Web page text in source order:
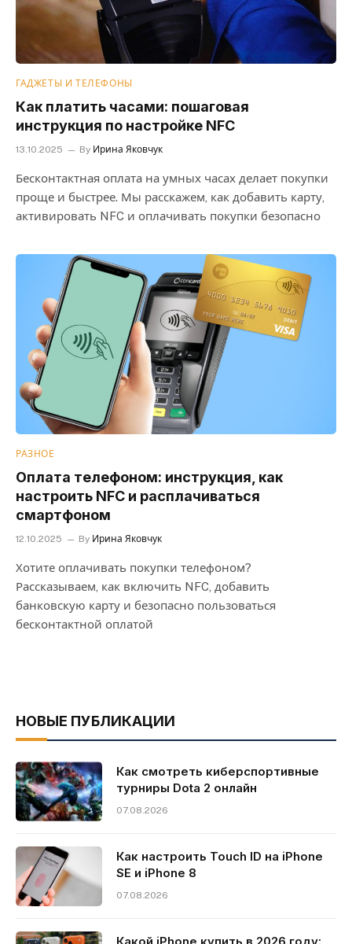
ГАДЖЕТЫ И ТЕЛЕФОНЫ
Как платить часами: пошаговая
инструкция по настройке NFC
13.10.2025 By Ирина Яковчук
Бесконтактная оплата на умных часах делает покупки
проще и быстрее. Мы расскажем, как добавить карту,
активировать NFC и оплачивать покупки безопасно
РАЗНОЕ
Оплата телефоном: инструкция, как
настроить NFC и расплачиваться
смартфоном
12.10.2025 By Ирина Яковчук
Хотите оплачивать покупки телефоном?
Рассказываем, как включить NFC, добавить
банковскую карту и безопасно пользоваться
бесконтактной оплатой
НОВЫЕ ПУБЛИКАЦИИ
Как смотреть киберспортивные
турниры Dota 2 онлайн
07.08.2026
Как настроить Touch ID на iPhone
SE и iPhone 8
07.08.2026